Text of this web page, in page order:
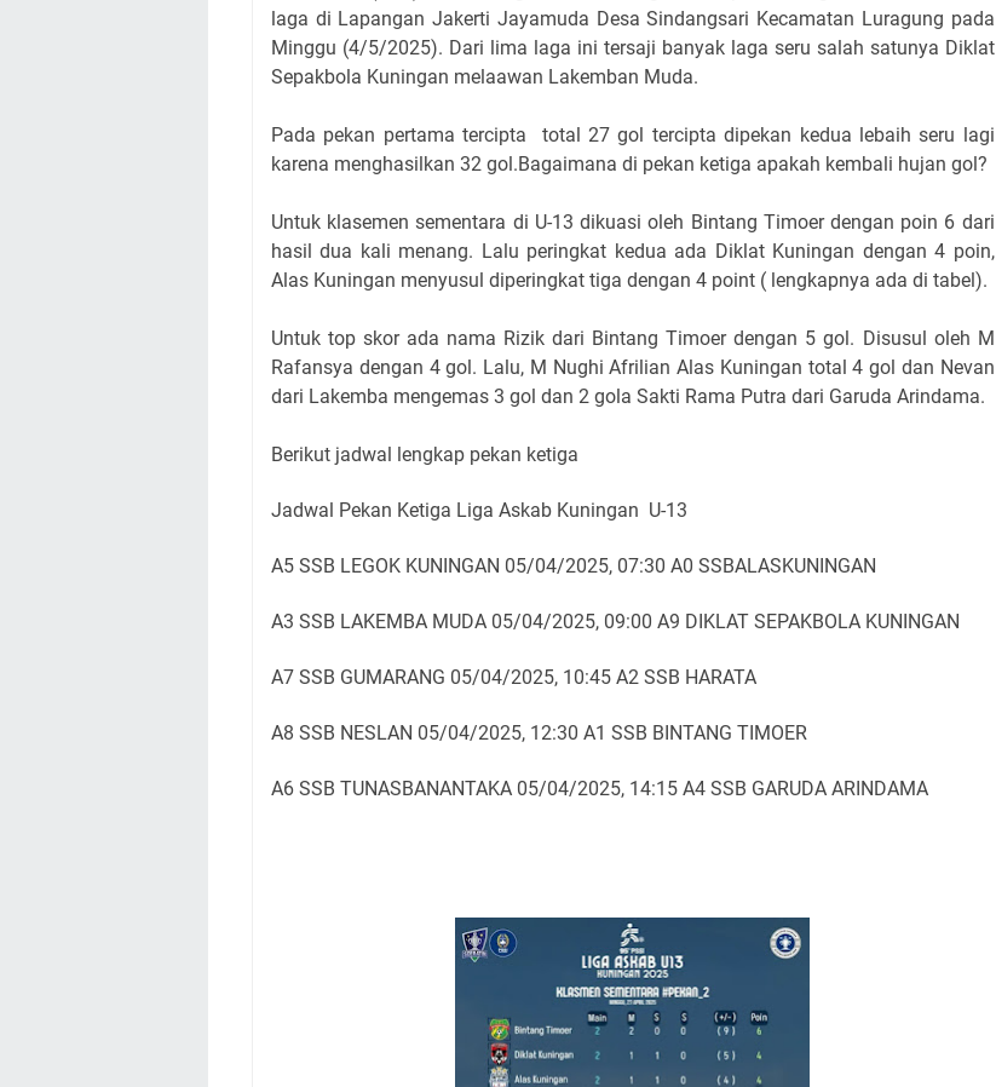
laga di Lapangan Jakerti Jayamuda Desa Sindangsari Kecamatan Luragung pada
Minggu (4/5/2025). Dari lima laga ini tersaji banyak laga seru salah satunya Diklat
Sepakbola Kuningan melaawan Lakemban Muda.
Pada pekan pertama tercipta total 27 gol tercipta dipekan kedua lebaih seru lagi
karena menghasilkan 32 gol.Bagaimana di pekan ketiga apakah kembali hujan gol?
Untuk klasemen sementara di U-13 dikuasi oleh Bintang Timoer dengan poin 6 dari
hasil dua kali menang. Lalu peringkat kedua ada Diklat Kuningan dengan 4 poin,
Alas Kuningan menyusul diperingkat tiga dengan 4 point ( lengkapnya ada di tabel).
Untuk top skor ada nama Rizik dari Bintang Timoer dengan 5 gol. Disusul oleh M
Rafansya dengan 4 gol. Lalu, M Nughi Afrilian Alas Kuningan total 4 gol dan Nevan
dari Lakemba mengemas 3 gol dan 2 gola Sakti Rama Putra dari Garuda Arindama.
Berikut jadwal lengkap pekan ketiga
Jadwal Pekan Ketiga Liga Askab Kuningan U-13
A5 SSB LEGOK KUNINGAN 05/04/2025, 07:30 A0 SSBALASKUNINGAN
A3 SSB LAKEMBA MUDA 05/04/2025, 09:00 A9 DIKLAT SEPAKBOLA KUNINGAN
A7 SSB GUMARANG 05/04/2025, 10:45 A2 SSB HARATA
A8 SSB NESLAN 05/04/2025, 12:30 A1 SSB BINTANG TIMOER
A6 SSB TUNASBANANTAKA 05/04/2025, 14:15 A4 SSB GARUDA ARINDAMA